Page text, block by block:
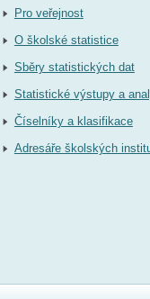
Pro veřejnost
O školské statistice
Sběry statistických dat
Statistické výstupy a
Číselníky a klasifikace
Adresáře školských